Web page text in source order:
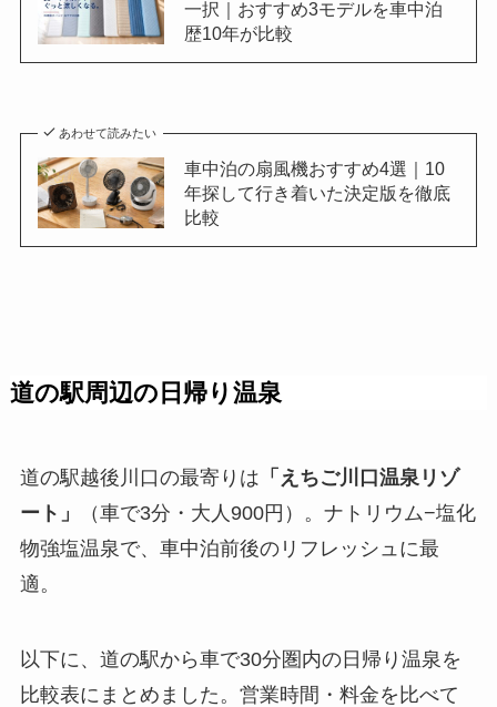
一択｜おすすめ3モデルを車中泊
歴10年が比較
あわせて読みたい
車中泊の扇風機おすすめ4選｜10
年探して行き着いた決定版を徹底
比較
道の駅周辺の日帰り温泉
道の駅越後川口の最寄りは 「えちご川口温泉リゾ
ート」
（車で3分・大人900円）。ナトリウム−塩化
物強塩温泉で、車中泊前後のリフレッシュに最
適。
以下に、道の駅から車で30分圏内の日帰り温泉を
比較表にまとめました。営業時間・料金を比べて